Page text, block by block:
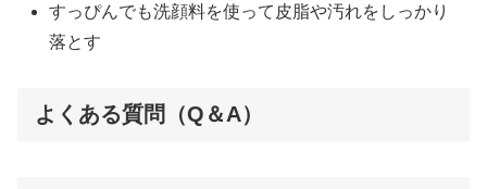
すっぴんでも洗顔料を使って皮脂や汚れをしっかり
落とす
よくある質問（Q＆A）